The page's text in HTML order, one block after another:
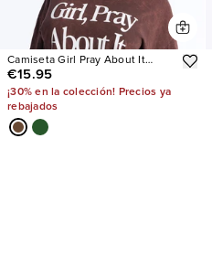
Camiseta Girl Pray About It
Washed
€15.95
¡30% en la colección! Precios ya
rebajados